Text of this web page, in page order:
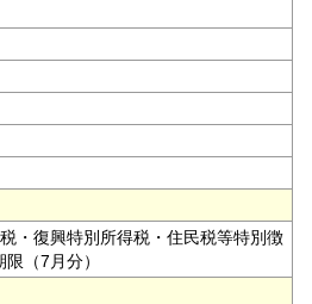
・復興特別所得税・住民税等特別徴
（7月分）